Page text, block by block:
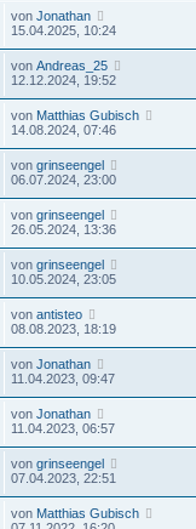
von Jonathan
15.04.2025, 10:24
von Andreas_25
12.12.2024, 19:52
von Matthias Gubisch
14.08.2024, 07:46
von grinseengel
06.07.2024, 23:00
von grinseengel
26.05.2024, 13:36
von grinseengel
10.05.2024, 23:05
von antisteo
08.08.2023, 18:19
von Jonathan
11.04.2023, 09:47
von Jonathan
11.04.2023, 06:57
von grinseengel
07.04.2023, 22:51
von Matthias Gubisch